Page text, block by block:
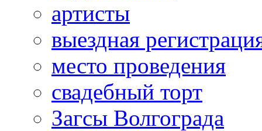
артисты
выездная
место проведения
свадебный торт
Загсы Волгограда